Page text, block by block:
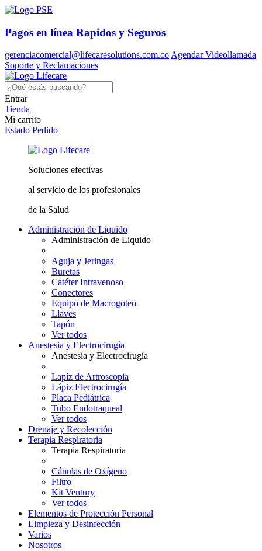
Pagos en línea Rapidos y Seguros
gerenciacomercial@lifecaresolutions.com.coAgendar Videollamada
Soporte y Reclamaciones
Entrar
Tienda
Mi carrito
Estado Pedido
Soluciones efectivas
al servicio de los profesionales
de la Salud
Administración de Liquido
Administración de Liquido
Aguja y Jeringas
Buretas
Catéter Intravenoso
Conectores
Equipo de Macrogoteo
Llaves
Tapón
Ver todos
Anestesia y Electrocirugía
Anestesia y Electrocirugía
Lapíz de Artroscopia
Lápiz Electrocirugía
Placa Pediátrica
Tubo Endotraqueal
Ver todos
Drenaje y Recolección
Terapia Respiratoria
Terapia Respiratoria
Cánulas de Oxígeno
Filtro
Kit Ventury
Ver todos
Elementos de Protección Personal
Limpieza y Desinfección
Varios
Nosotros